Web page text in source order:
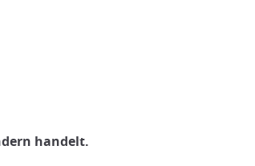
handelt.